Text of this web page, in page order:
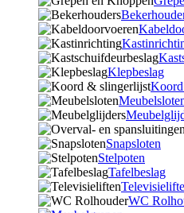
Klepbeslag
Snapsloten
Stelpoten
Tafelbeslag
WC